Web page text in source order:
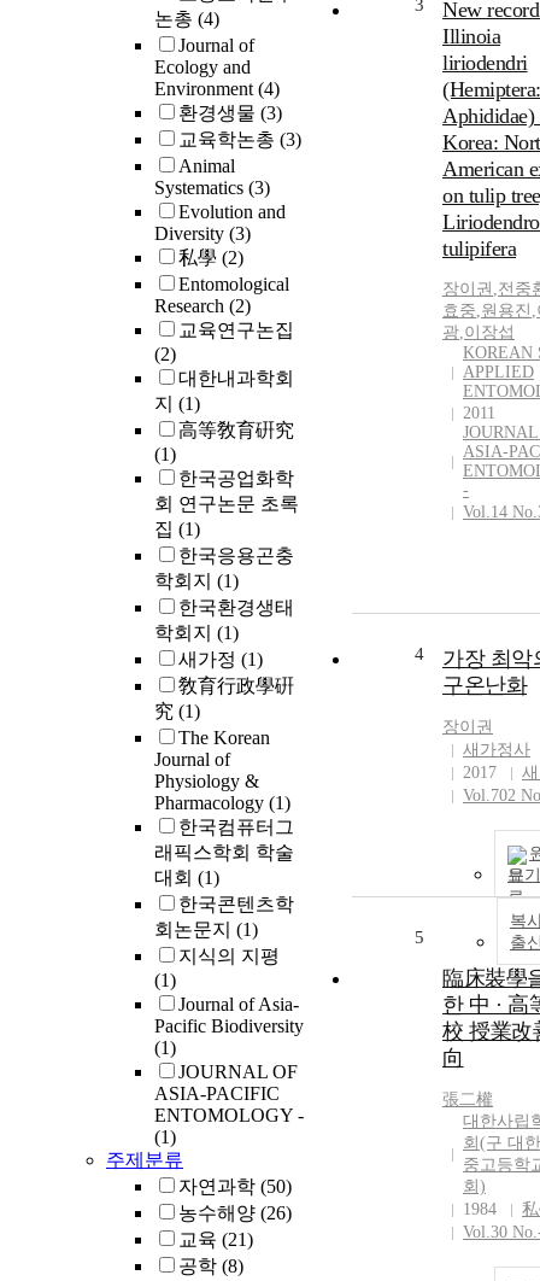
논총 (4)
Journal of
Ecology and
Environment(4)
환경생물 (3)
교육학논총 (3)
Animal
Systematics (3)
Evolution and
Diversity (3)
私學 (2)
Entomological
Research (2)
교육연구논집
(2)
대한내과학회
지 (1)
高等敎育硏究
(1)
한국공업화학
회 연구논문 초록
집 (1)
한국응용곤충
학회지 (1)
한국환경생태
학회지 (1)
새가정 (1)
敎育行政學硏
究 (1)
The Korean
Journal of
Physiology &
Pharmacology (1)
한국컴퓨터그
래픽스학회 학술
대회 (1)
한국콘텐츠학
회논문지 (1)
지식의 지평
(1)
Journal of Asia-
Pacific Biodiversity
(1)
JOURNAL OF
ASIA-PACIFIC
ENTOMOLOGY -
(1)
주제분류
자연과학 (50)
농수해양 (26)
교육 (21)
공학 (8)
or dispersal.
delicatula
(Hemiptera:
Fulgoridae) is
newly invasive
species in
is spreading
It is diurnal
rely on visual
for
conducted a
three
experiments to
understand
preferences
delicatula:
choice, UV/
light choice,
color
experiments.
Nymphs of
orientation of
delicatula was
bimodal
white light and
darkness, for
stages and
sexes. In a
wavelengths)
white light, L.
delicatula of
sexes and all
preferred the
light. In the
preference
experiment
insects had a
of four colors
delicatula
significantly
in the blue
in white,
green lights.
nymphs and
3
New
Illinoia
liriodendri
(Hemiptera:
Aphididae)
Korea:
American
on tulip
tulipifera
장이권 ,전중
효중,원용진 ,
광,이장섭
KOREAN
APPLIED
2011
ASIA-
-
Vol.14
4
가장 최악
구온난화
장이권
새가정사
2017
Vol.702
보기
복
출
5
臨床裝學
한 中 · 高
校 授業改
向
張二權
대한사립
회(구 대
중고등학
회)
1984
Vol.30